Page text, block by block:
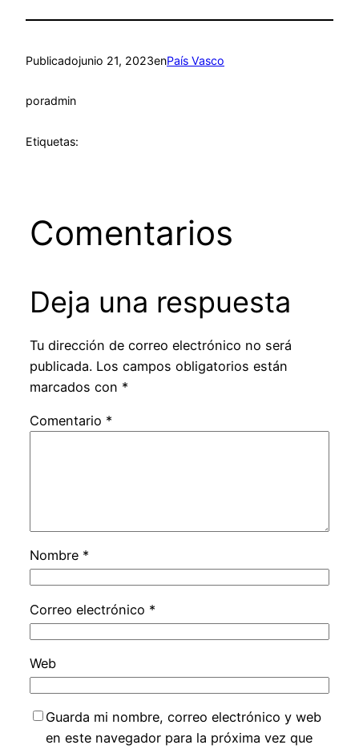
Publicadojunio 21, 2023enPaís Vasco
poradmin
Etiquetas:
Comentarios
Deja una respuesta
Tu dirección de correo electrónico no será
publicada. Los campos obligatorios están
marcados con *
Comentario *
Nombre *
Correo electrónico *
Web
Guarda mi nombre, correo electrónico y web
en este navegador para la próxima vez que